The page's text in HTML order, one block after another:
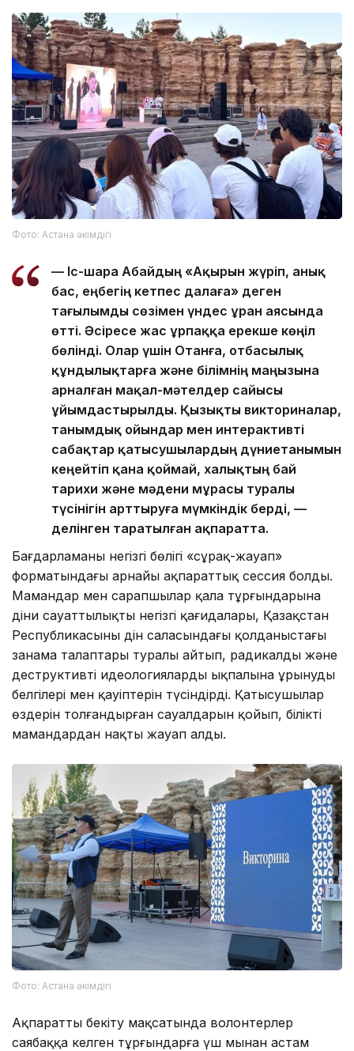
Фото: Астана әкімдігі
— Іс-шара Абайдың «Ақырын жүріп, анық
бас, еңбегің кетпес далаға» деген
тағылымды сөзімен үндес ұран аясында
өтті. Әсіресе жас ұрпаққа ерекше көңіл
бөлінді. Олар үшін Отанға, отбасылық
құндылықтарға және білімнің маңызына
арналған мақал-мәтелдер сайысы
ұйымдастырылды. Қызықты викториналар,
танымдық ойындар мен интерактивті
сабақтар қатысушылардың дүниетанымын
кеңейтіп қана қоймай, халықтың бай
тарихи және мәдени мұрасы туралы
түсінігін арттыруға мүмкіндік берді, —
делінген таратылған ақпаратта.
Бағдарламаның негізгі бөлігі «сұрақ-жауап»
форматындағы арнайы ақпараттық сессия болды.
Мамандар мен сарапшылар қала тұрғындарына
діни сауаттылықтың негізгі қағидалары, Қазақстан
Республикасының дін саласындағы қолданыстағы
заңнама талаптары туралы айтып, радикалды және
деструктивті идеологиялардың ықпалына ұрынудың
белгілері мен қауіптерін түсіндірді. Қатысушылар
өздерін толғандырған сауалдарын қойып, білікті
мамандардан нақты жауап алды.
Фото: Астана әкімдігі
Ақпаратты бекіту мақсатында волонтерлер
саябаққа келген тұрғындарға үш мыңнан астам